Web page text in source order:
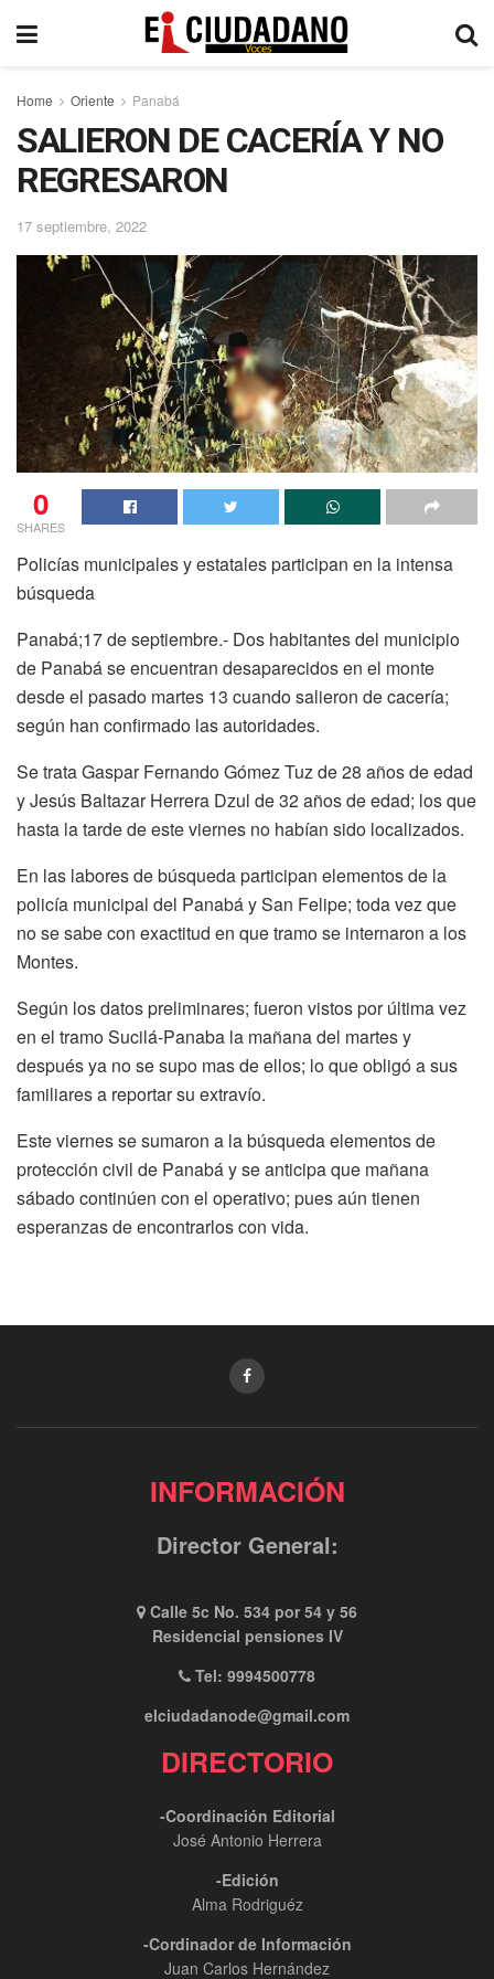
Home Oriente Panabá
SALIERON DE CACERÍA Y NO
REGRESARON
17 septiembre, 2022
0
SHARES
Policías municipales y estatales participan en la intensa
búsqueda
Panabá;17 de septiembre.- Dos habitantes del municipio
de Panabá se encuentran desaparecidos en el monte
desde el pasado martes 13 cuando salieron de cacería;
según han confirmado las autoridades.
Se trata Gaspar Fernando Gómez Tuz de 28 años de edad
y Jesús Baltazar Herrera Dzul de 32 años de edad; los que
hasta la tarde de este viernes no habían sido localizados.
En las labores de búsqueda participan elementos de la
policía municipal del Panabá y San Felipe; toda vez que
no se sabe con exactitud en que tramo se internaron a los
Montes.
Según los datos preliminares; fueron vistos por última vez
en el tramo Sucilá-Panaba la mañana del martes y
después ya no se supo mas de ellos; lo que obligó a sus
familiares a reportar su extravío.
Este viernes se sumaron a la búsqueda elementos de
protección civil de Panabá y se anticipa que mañana
sábado continúen con el operativo; pues aún tienen
esperanzas de encontrarlos con vida.
INFORMACIÓN
Director General:
Calle 5c No. 534 por 54 y 56
Residencial pensiones IV
Tel: 9994500778
elciudadanode@gmail.com
DIRECTORIO
-Coordinación Editorial
José Antonio Herrera
-Edición
Alma Rodriguéz
-Cordinador de Información
Juan Carlos Hernández